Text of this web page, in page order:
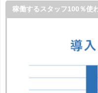
稼働するスタッフ100％使